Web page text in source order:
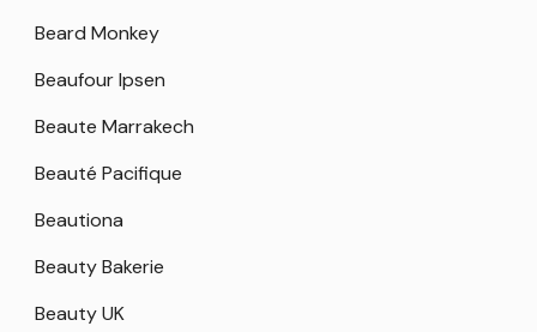
Beard Monkey
Beaufour Ipsen
Beaute Marrakech
Beauté Pacifique
Beautiona
Beauty Bakerie
Beauty UK